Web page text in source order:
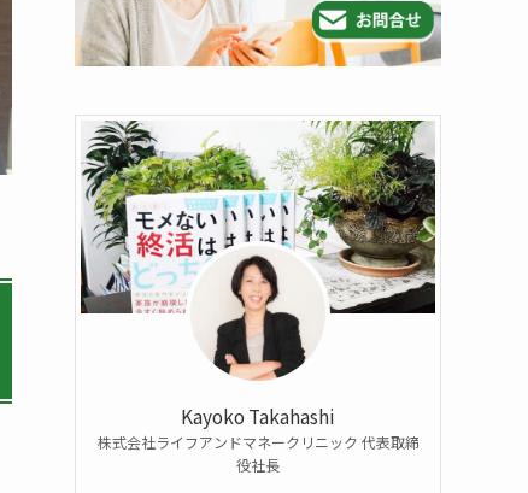
Kayoko Takahashi
株式会社ライフアンドマネークリニック 代表取締
役社長